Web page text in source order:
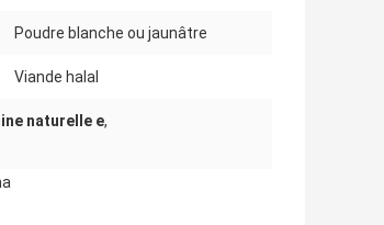
Poudre blanche ou jaunâtre
Viande halal
naturelle e,